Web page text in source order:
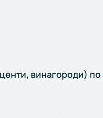
винагороди)